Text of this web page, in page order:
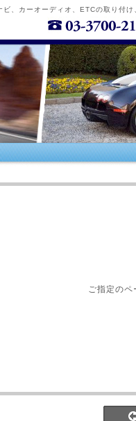
ビ、カーオーディオ、ETCの取り付け
ご指定のペ